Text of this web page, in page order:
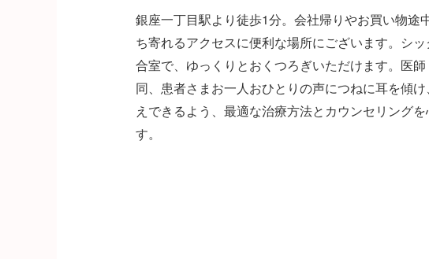
銀座一丁目駅より徒歩1分。会社帰りやお買い物途
ち寄れるアクセスに便利な場所にございます。シ
合室で、ゆっくりとおくつろぎいただけます。医
同、患者さまお一人おひとりの声につねに耳を傾
えできるよう、最適な治療方法とカウンセリングを
す。